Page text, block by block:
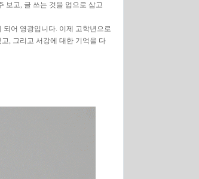
보고, 글 쓰는 것을 업으로 삼고
어 영광입니다. 이제 고학년으로
, 그리고 서강에 대한 기억을 다